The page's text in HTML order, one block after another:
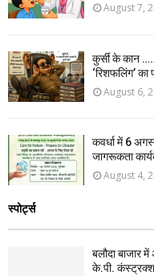
August 7,
कुर्सी के कान
‘रिशफलिंग’ का
August 6,
कवर्धा में 6
जागरूकता
August 4,
स्पोर्ट्स
बलौदा बाजार
के.पी.